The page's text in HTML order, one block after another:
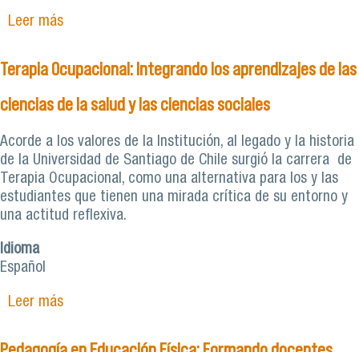
Leer mássobre Kinesiología: Formando profesionales con
Terapia Ocupacional: Integrando los aprendizajes de las
ciencias de la salud y las ciencias sociales
Acorde a los valores de la Institución, al legado y la historia
de la Universidad de Santiago de Chile surgió la carrera de
Terapia Ocupacional, como una alternativa para los y las
estudiantes que tienen una mirada crítica de su entorno y
una actitud reflexiva.
Idioma
Español
Leer mássobre Terapia Ocupacional: Integrando los
ciencias sociales